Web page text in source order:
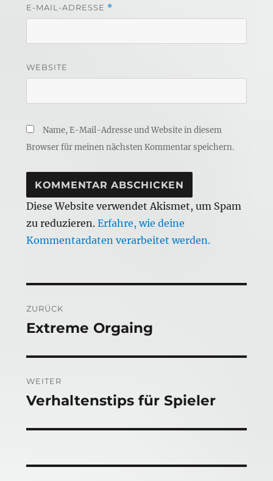
E-MAIL-ADRESSE *
WEBSITE
Name, E-Mail-Adresse und Website in diesem
Browser für meinen nächsten Kommentar speichern.
Diese Website verwendet Akismet, um Spam
zu reduzieren. Erfahre, wie deine
Kommentardaten verarbeitet werden.
ZURÜCK
Vorheriger
Extreme Orgaing
WEITER
Nächster
Verhaltenstips für Spieler